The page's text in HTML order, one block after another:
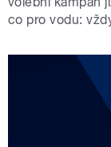
co pro vodu: